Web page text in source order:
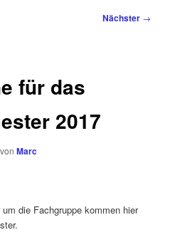
Nächster →
für das
2017
vonMarc
die Fachgruppe kommen hier